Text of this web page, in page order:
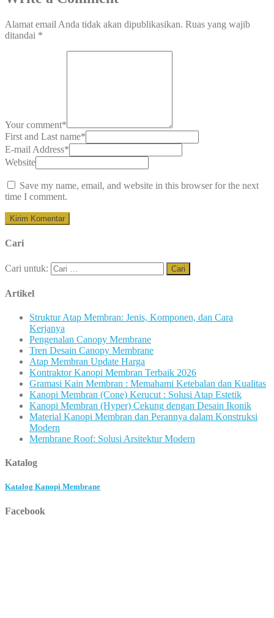
Alamat email Anda tidak akan dipublikasikan. Ruas yang wajib
ditandai *
Your comment*
First and Last name*
E-mail Address*
Website
Save my name, email, and website in this browser for the next
time I comment.
Cari
Cari untuk:
Artikel
Struktur Atap Membran: Jenis, Komponen, dan Cara
Kerjanya
Pengenalan Canopy Membrane
Tren Desain Canopy Membrane
Atap Membran Update Harga
Kontraktor Kanopi Membran Terbaik 2026
Gramasi Kain Membran : Memahami Ketebalan dan Kualitas
Kanopi Membran (Cone) Kerucut : Solusi Atap Estetik
Kanopi Membran (Hyper) Cekung dengan Desain Ikonik
Material Kanopi Membran dan Perannya dalam Konstruksi
Modern
Membrane Roof: Solusi Arsitektur Modern
Katalog
Katalog Kanopi Membrane
Facebook